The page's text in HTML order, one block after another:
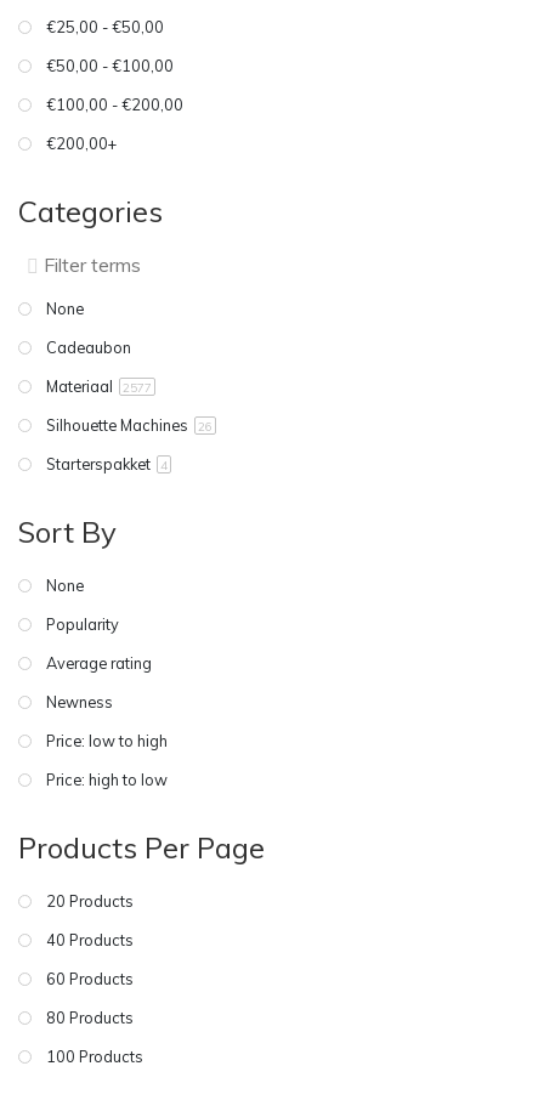
€25,00 - €50,00
€50,00 - €100,00
€100,00 - €200,00
€200,00+
Categories
None
Cadeaubon
Materiaal
2577
Silhouette Machines 26
Starterspakket 4
Sort By
None
Popularity
Average rating
Newness
Price: low to high
Price: high to low
Products Per Page
20 Products
40 Products
60 Products
80 Products
100 Products